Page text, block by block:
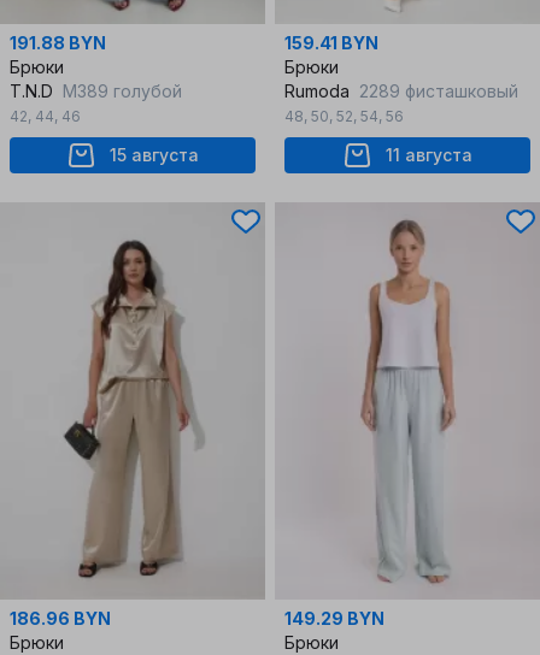
191.88 BYN
Брюки
T.N.D М389 голубой
42, 44, 46
15 августа
159.41 BYN
Брюки
Rumoda 2289 фисташковый
48, 50, 52, 54, 56
11 августа
186.96 BYN
Брюки
149.29 BYN
Брюки